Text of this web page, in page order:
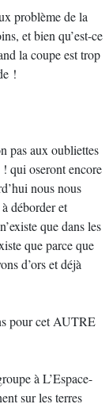
problème de la
et bien qu’est-ce
la coupe est trop
!
pas aux oubliettes
qui oseront encore
nous nous
déborder et
que dans les
que parce que
d’ors et déjà
pour cet AUTRE
à L’Espace-
sur les terres